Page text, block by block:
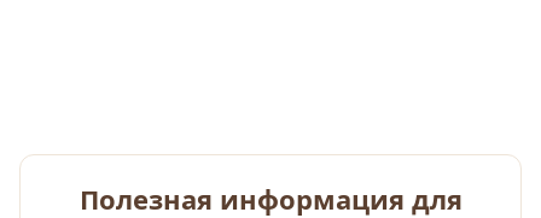
Полезная информация для